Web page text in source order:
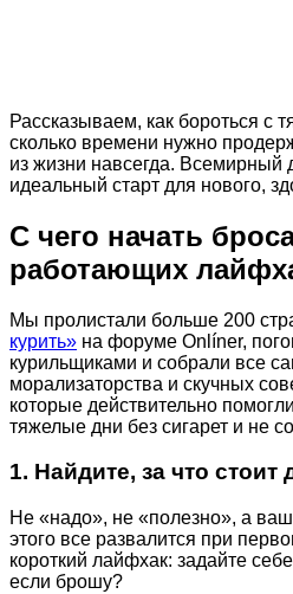
Рассказываем, как бороться с
сколько времени нужно
из жизни навсегда. Всемирный
идеальный старт для нового,
С чего начать
работающих
Мы пролистали больше 200
курить» на форуме Onlíner,
курильщиками и собрали все
морализаторства и скучных
которые действительно
тяжелые дни без сигарет и не
1. Найдите, за что стоит
Не «надо», не «полезно», а
этого все развалится при
короткий лайфхак: задайте
если брошу?